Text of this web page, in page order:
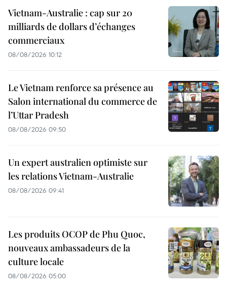
Vietnam-Australie : cap sur 20
milliards de dollars d’échanges
commerciaux
08/08/2026 10:12
Le Vietnam renforce sa présence au
Salon international du commerce de
l’Uttar Pradesh
08/08/2026 09:50
Un expert australien optimiste sur
les relations Vietnam-Australie
08/08/2026 09:41
Les produits OCOP de Phu Quoc,
nouveaux ambassadeurs de la
culture locale
08/08/2026 05:00